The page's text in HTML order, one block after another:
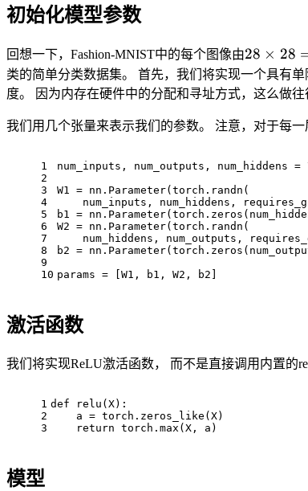
初始化模型参数
回想一下，Fashion-MNIST中的每个图像由28
\times
28 =
28 × 28
类的简单分类数据集。 首先，我们将实现一个具有
度。 因为内存在硬件中的分配和寻址方式，这么做往
我们用几个张量来表示我们的参数。 注意，对于每
1
2
3
4
5
6
7
8
9
10
num_inputs, num_outputs, num_hiddens =
W1 = nn.Parameter(torch.randn(
num_inputs, num_hiddens,
b1 =
W2 = nn.Parameter(torch.randn(
num_hiddens, num_outputs,
b2 =
params = [W1, b1, W2, b2]
激活函数
我们将实现ReLU激活函数， 而不是直接调用内置的
1
2
3
def relu ( X):
    a = torch.zeros_like(X)
return torch. max (X, a)
模型